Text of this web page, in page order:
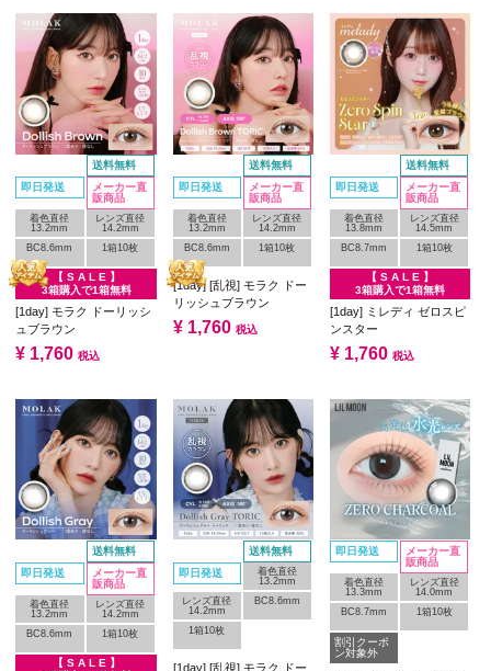
送料無料
即日発送
メーカー直
販商品
着色直径
13.2mm
レンズ直径
14.2mm
BC8.6mm
1箱10枚
【 S A L E 】
3箱購入で1箱無料
[1day] モラク ドーリッシ
ュブラウン
¥ 1,760 税込
送料無料
即日発送
メーカー直
販商品
着色直径
13.2mm
レンズ直径
14.2mm
BC8.6mm
1箱10枚
[1day] [乱視] モラク ドー
リッシュブラウン
¥ 1,760 税込
送料無料
即日発送
メーカー直
販商品
着色直径
13.8mm
レンズ直径
14.5mm
BC8.7mm
1箱10枚
【 S A L E 】
3箱購入で1箱無料
[1day] ミレディ ゼロスピ
ンスター
¥ 1,760 税込
送料無料
即日発送
メーカー直
販商品
着色直径
13.2mm
レンズ直径
14.2mm
BC8.6mm
1箱10枚
【 S A L E 】
送料無料
即日発送
着色直径
13.2mm
レンズ直径
14.2mm
BC8.6mm
1箱10枚
[1day] [乱視] モラク ドー
即日発送
メーカー直
販商品
着色直径
13.3mm
レンズ直径
14.0mm
BC8.7mm
1箱10枚
割引クーポ
ン対象外